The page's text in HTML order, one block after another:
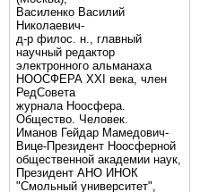
Василенко Василий
Николаевич-
д-р филос. н., главный
научный редактор
электронного альманаха
НООСФЕРА XXI века, член
РедСовета
журнала Ноосфера.
Общество. Человек.
Иманов Гейдар Мамедович-
Вице-Президент Ноосферной
общественной академии наук,
Президент АНО ИНОК
"Смольный университет",